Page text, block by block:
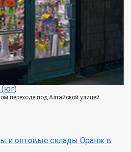
(юг)
переходе под Алтайской улицей.
и оптовые склады Оранж в